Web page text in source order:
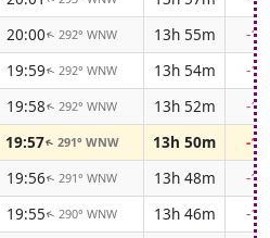
20:00↑ 292° WNW 13h 55m
-
19:59↑ 292° WNW 13h 54m
-
19:58↑ 292° WNW 13h 52m
-
19:57↑ 291° WNW 13h 50m
-
19:56↑ 291° WNW 13h 48m
-
19:55↑ 290° WNW 13h 46m
-